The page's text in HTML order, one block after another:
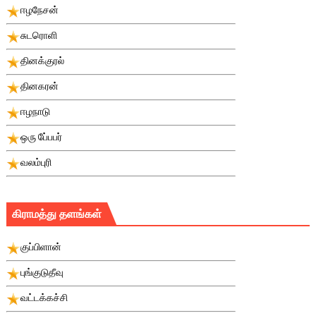
ஈழநேசன்
சுடரொளி
தினக்குரல்
தினகரன்
ஈழநாடு
ஒரு பே்பபர்
வலம்புரி
கிராமத்து தளங்கள்
குப்பிளான்
புங்குடுதீவு
வட்டக்கச்சி